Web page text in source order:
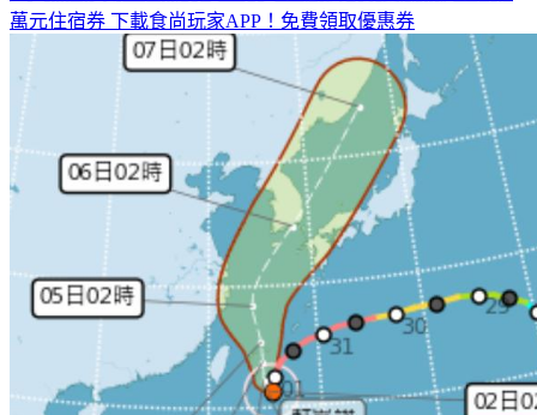
萬元住宿券 下載食尚玩家APP！免費領取優惠券